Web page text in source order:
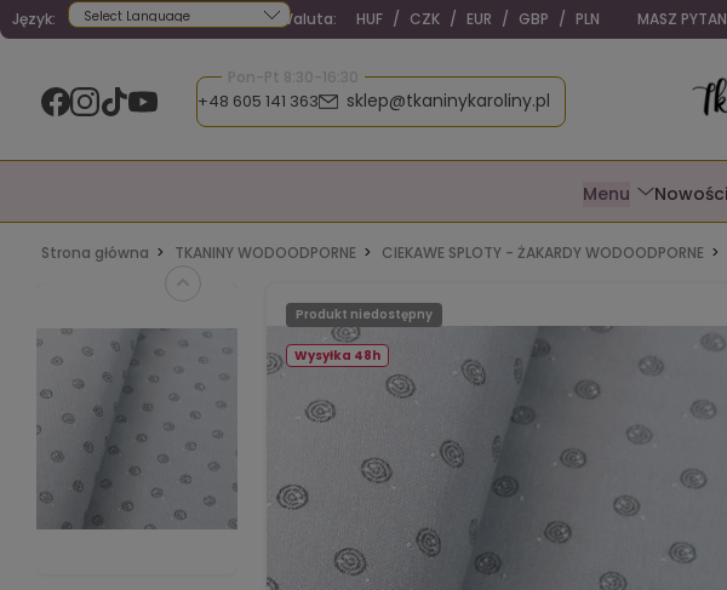
Język:
Powered by
Waluta: HUF / CZK / EUR / GBP / PLN MASZ
Pon-Pt 8:30-16:30
+48 605 141 363 sklep@tkaninykaroliny.pl
Menu Nowości
Strona główna TKANINY WODOODPORNE CIEKAWE SPLOTY - ŻAKARDY WODOODPORNE
Wysyłka 48h
Produkt niedostępny